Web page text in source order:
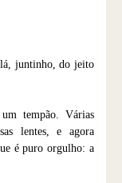
juntinho, do jeito
tempão. Várias
lentes, e agora
é puro orgulho: a